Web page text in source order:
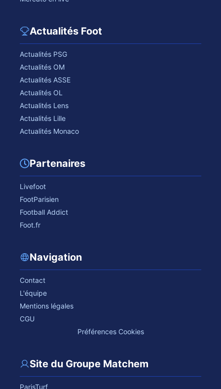
Actualités Foot
Actualités PSG
Actualités OM
Actualités ASSE
Actualités OL
Actualités Lens
Actualités Lille
Actualités Monaco
Partenaires
Livefoot
FootParisien
Football Addict
Foot.fr
Navigation
Contact
L'équipe
Mentions légales
CGU
Préférences Cookies
Site du Groupe Matchem
ParisTurf